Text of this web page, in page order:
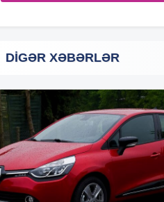
DIGƏR XƏBƏRLƏR